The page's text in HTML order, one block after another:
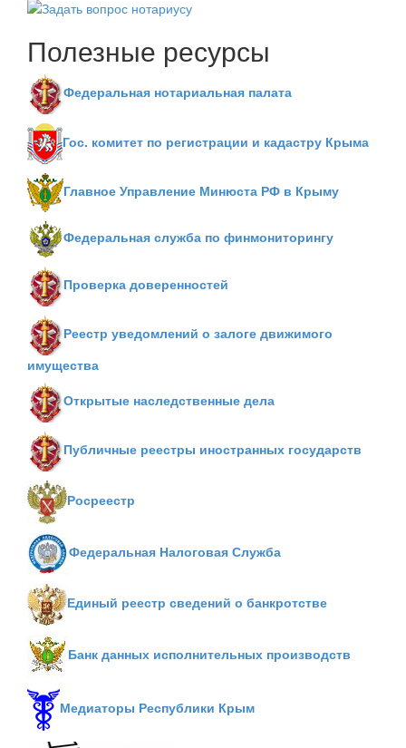
Полезные ресурсы
Федеральная нотариальная палата
Гос. комитет по регистрации и кадастру Крыма
Главное Управление Минюста РФ в Крыму
Федеральная служба по финмониторингу
Проверка доверенностей
Реестр уведомлений о залоге движимого
имущества
Открытые наследственные дела
Публичные реестры иностранных государств
Росреестр
Федеральная Налоговая Служба
Единый реестр сведений о банкротстве
Банк данных исполнительных производств
Медиаторы Республики Крым